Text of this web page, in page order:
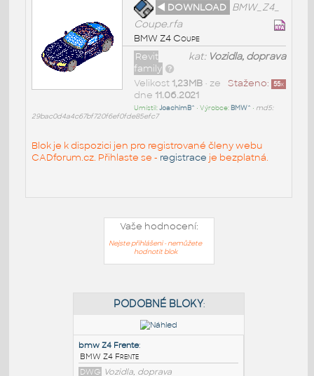
◄ DOWNLOAD BMW_Z4_
Coupe.rfa
BMW Z4 Coupe
kat: Vozidla, doprava
Revit
family
Staženo: 55x
Velikost 1,23MB• ze
dne 11.06.2021
Umístil:JoachimB^ • Výrobce: BMW^ • md5:
29bac0d4a4c67bf720f6ef0fde85efc7
Blok je k dispozici jen pro registrované členy webu
CADforum.cz. Přihlaste se - registrace je bezplatná.
Vaše hodnocení:
Nejste přihlášeni - nemůžete
hodnotit blok